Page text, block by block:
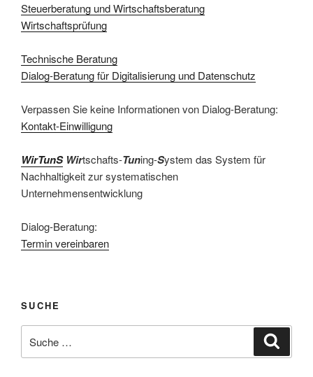
Steuerberatung und Wirtschaftsberatung
Wirtschaftsprüfung
Technische Beratung
Dialog-Beratung für Digitalisierung und Datenschutz
Verpassen Sie keine Informationen von Dialog-Beratung:
Kontakt-Einwilligung
WirTunSWirtschafts-Tuning-System das System für
Nachhaltigkeit zur systematischen
Unternehmensentwicklung
Dialog-Beratung:
Termin vereinbaren
SUCHE
nach: